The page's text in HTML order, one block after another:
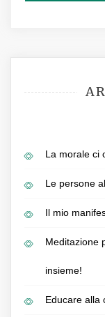
La morale ci
Le persone
Il mio
Meditazione
insieme!
Educare alla